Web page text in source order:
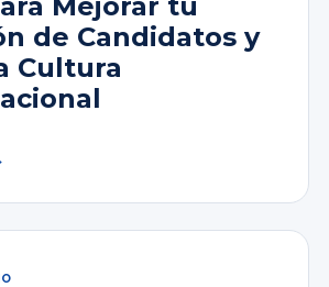
de Candidatos y
Cultura